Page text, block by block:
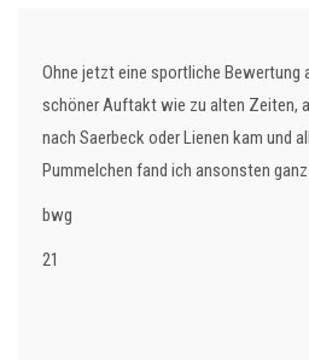
Ohne jetzt eine sportliche Bewertung
schöner Auftakt wie zu alten Zeiten,
nach Saerbeck oder Lienen kam und
Pummelchen fand ich ansonsten
bwg
21